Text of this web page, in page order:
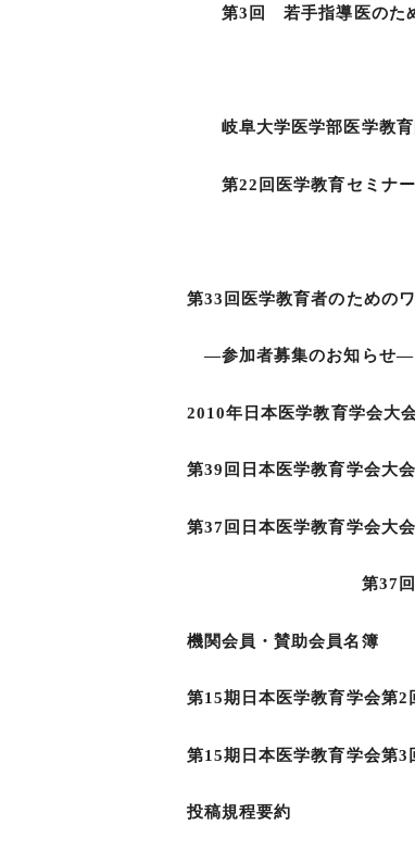
第3回 若手指導医のため
大滝
岐阜大学医学部医学教育
第22回医学教育セミナー
丹羽
第33回医学教育者のための
―参加者募
2010年日本医学教育学
第39回日本医学教育学会大
第37回日本医学教育学会大
第37回日本医学
機関会員・
第15期日本医学教育
第15期日本医学教育
投稿